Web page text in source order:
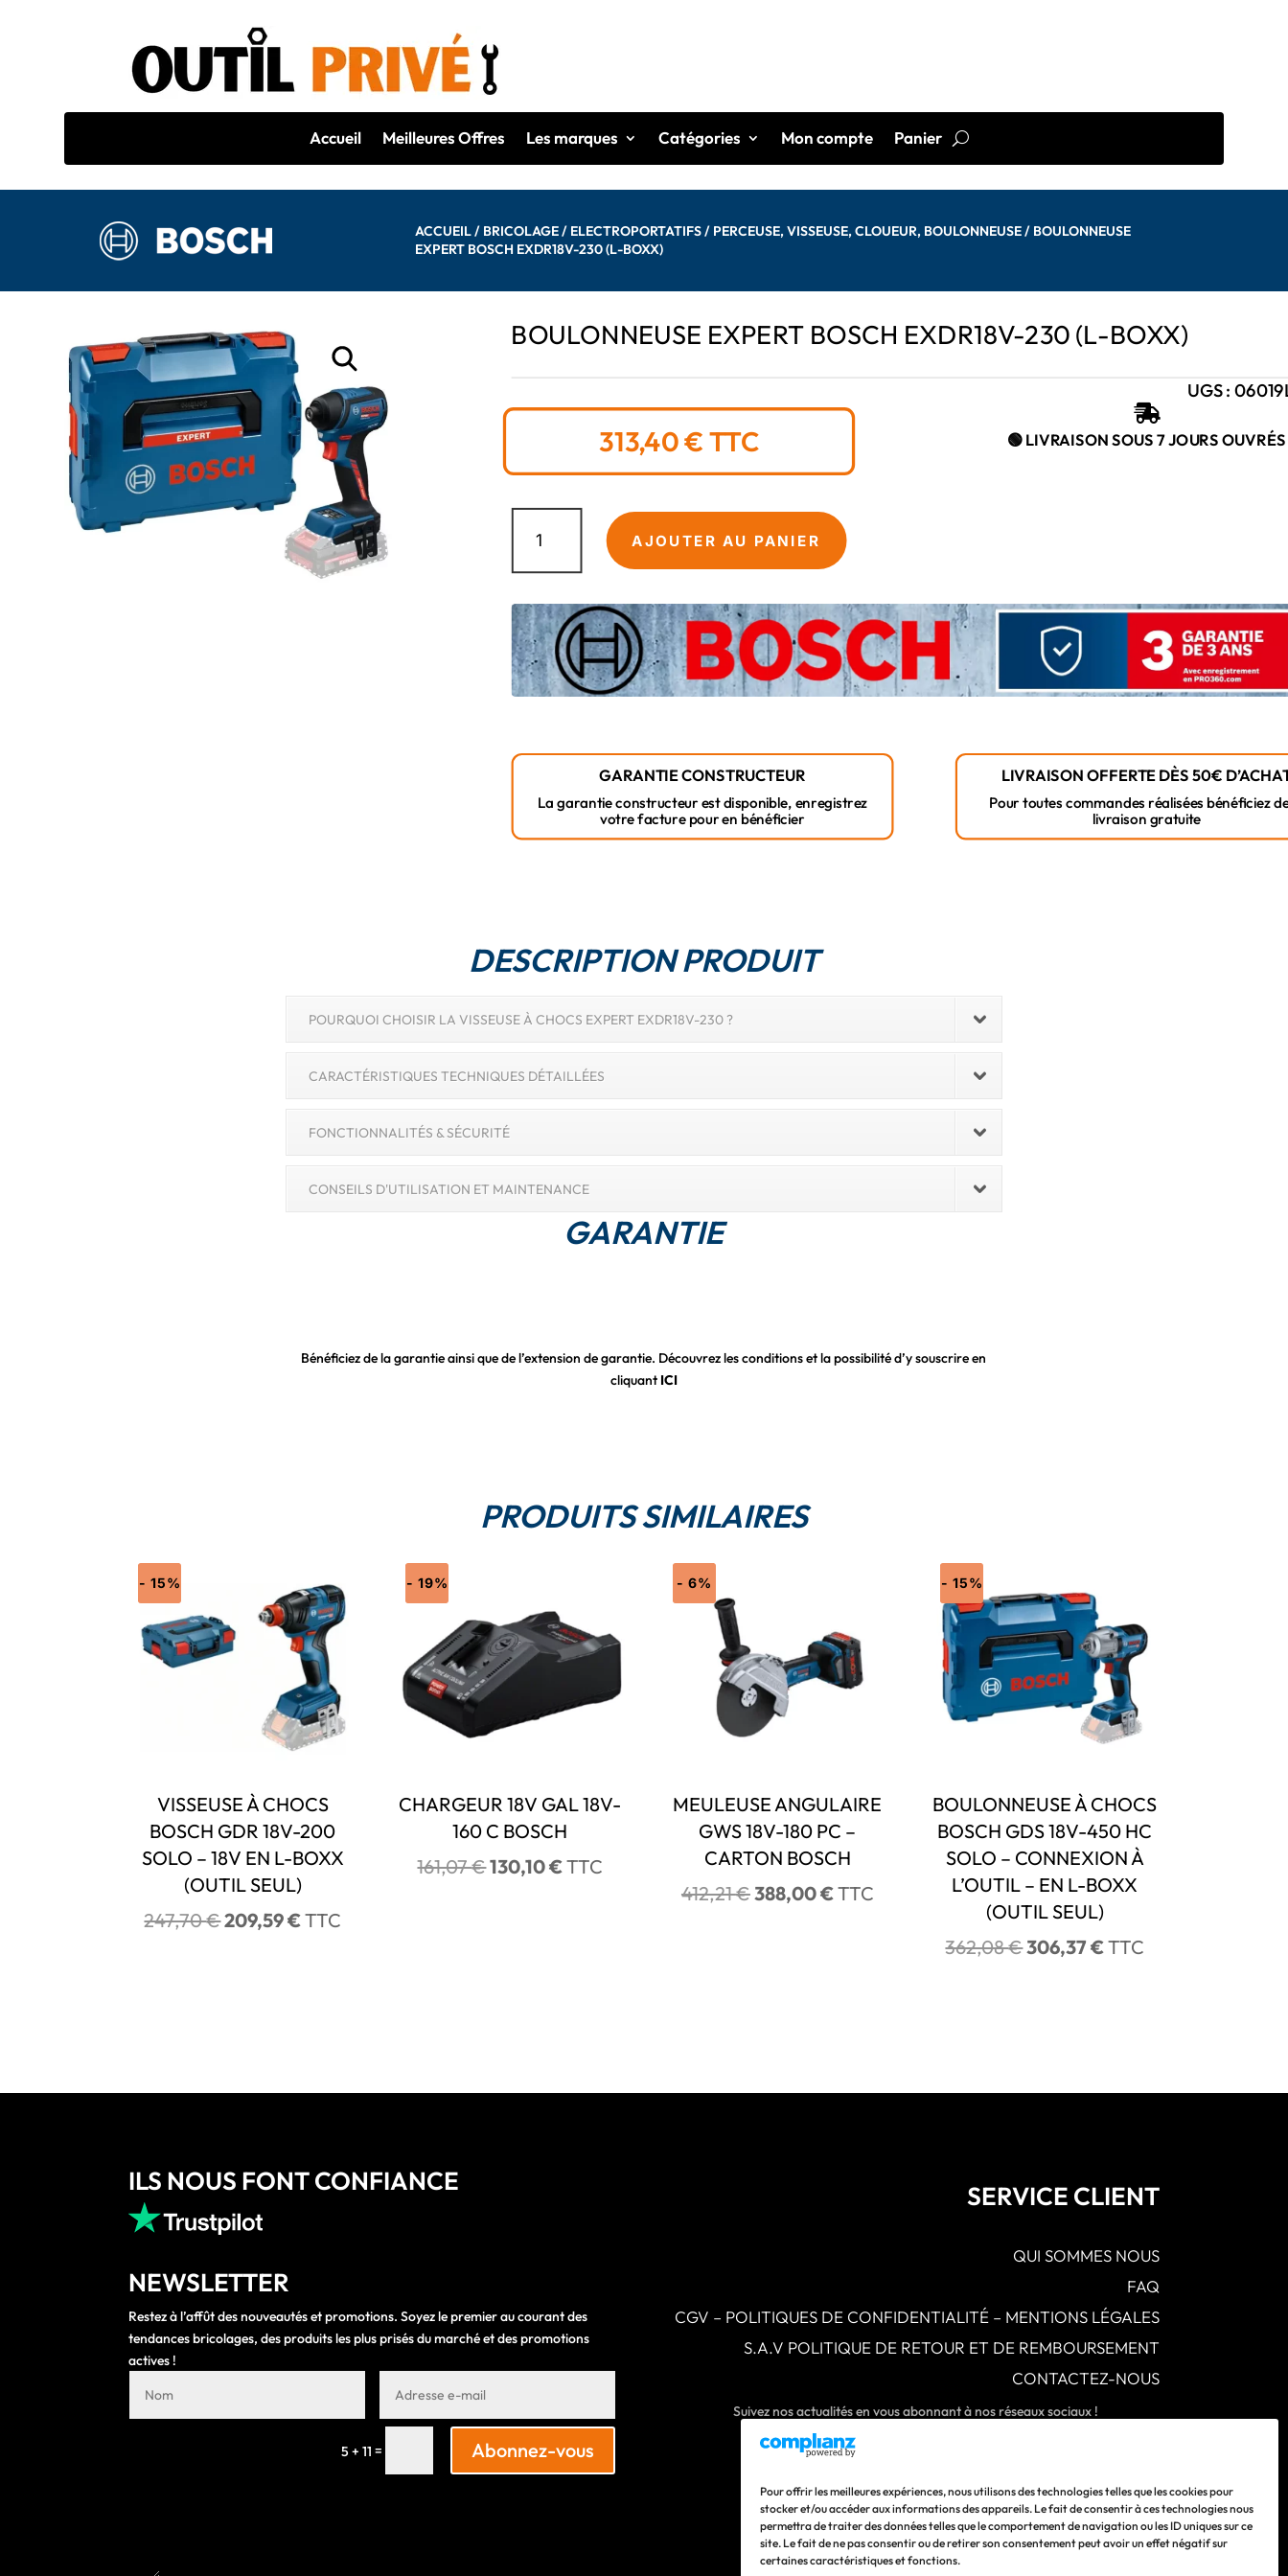
Pour offrir les meilleures expériences, nous utilisons des technologies telles que les cookies pour
stocker et/ou accéder aux informations des appareils. Le fait de consentir à ces technologies nous
permettra de traiter des données telles que le comportement de navigation ou les ID uniques sur ce
site. Le fait de ne pas consentir ou de retirer son consentement peut avoir un effet négatif sur
certaines caractéristiques et fonctions.
Accueil Meilleures Offres Les marques Catégories Mon compte Panier
ACCUEIL/ BRICOLAGE/ ELECTROPORTATIFS/ PERCEUSE, VISSEUSE, CLOUEUR, BOULONNEUSE/ BOULONNEUSE
EXPERT BOSCH EXDR18V-230 (L-BOXX)
BOULONNEUSE EXPERT BOSCH EXDR18V-230 (L-BOXX)
UGS :
313,40€TTC

🟢 LIVRAISON SOUS 7 JOURS OUVRÉS
quantité
Boulonneuse
Bosch
EXDR18V-
230
(L-
BOXX)
AJOUTER AU PANIER
GARANTIE CONSTRUCTEUR
La garantie constructeur est disponible, enregistrez
votre facture pour en bénéficier
LIVRAISON OFFERTE DÈS 50€
Pour toutes commandes réalisées bénéficiez
livraison gratuite
DESCRIPTION PRODUIT
POURQUOI CHOISIR LA VISSEUSE À CHOCS EXPERT EXDR18V-230 ?
CARACTÉRISTIQUES TECHNIQUES DÉTAILLÉES
FONCTIONNALITÉS & SÉCURITÉ
CONSEILS D'UTILISATION ET MAINTENANCE
GARANTIE
Bénéficiez de la garantie ainsi que de l’extension de garantie. Découvrez les conditions et la possibilité d’y souscrire en
cliquant ICI
PRODUITS SIMILAIRES
- 15%
VISSEUSE À CHOCS
BOSCH GDR 18V-200
SOLO – 18V EN L-BOXX
(OUTIL SEUL)
247,70€Le
209,59€Le
TTC
- 19%
CHARGEUR 18V GAL 18V-
160 C BOSCH
161,07€Le
130,10€Le
TTC
- 6%
MEULEUSE ANGULAIRE
GWS 18V-180 PC –
CARTON BOSCH
412,21€Le
388,00€Le
TTC
- 15%
BOULONNEUSE À CHOCS
BOSCH GDS 18V-450 HC
SOLO – CONNEXION À
L’OUTIL – EN L-BOXX
(OUTIL SEUL)
362,08€Le
306,37€Le
TTC
ILS NOUS FONT CONFIANCE
NEWSLETTER
Restez à l’affût des nouveautés et promotions. Soyez le premier au courant des
tendances bricolages, des produits les plus prisés du marché et des promotions
actives !
5 + 11 = Abonnez-vous
SERVICE CLIENT
QUI SOMMES NOUS
FAQ
CGV – POLITIQUES DE CONFIDENTIALITÉ – MENTIONS LÉGALES
S.A.V POLITIQUE DE RETOUR ET DE REMBOURSEMENT
CONTACTEZ-NOUS
Suivez nos actualités en vous abonnant à nos réseaux sociaux !